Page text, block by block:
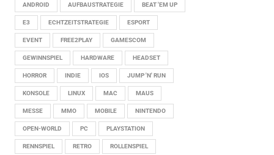
ANDROID AUFBAUSTRATEGIE BEAT 'EM UP
E3 ECHTZEITSTRATEGIE ESPORT
EVENT FREE2PLAY GAMESCOM
GEWINNSPIEL HARDWARE HEADSET
HORROR INDIE IOS JUMP 'N' RUN
KONSOLE LINUX MAC MAUS
MESSE MMO MOBILE NINTENDO
OPEN-WORLD PC PLAYSTATION
RENNSPIEL RETRO ROLLENSPIEL